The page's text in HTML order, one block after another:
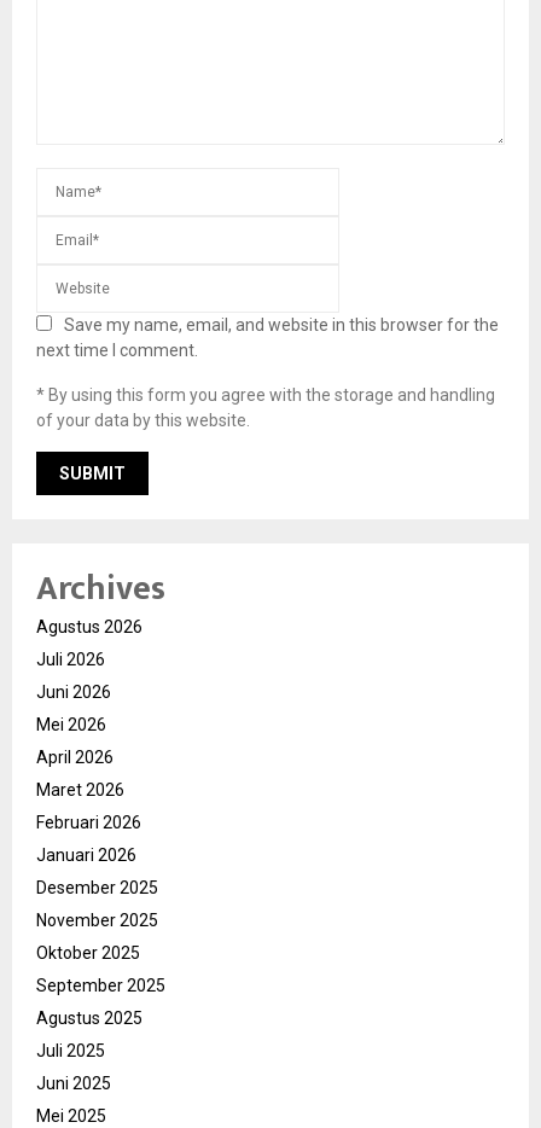
Save my name, email, and website in this browser for the
next time I comment.
* By using this form you agree with the storage and handling
of your data by this website.
Archives
Agustus 2026
Juli 2026
Juni 2026
Mei 2026
April 2026
Maret 2026
Februari 2026
Januari 2026
Desember 2025
November 2025
Oktober 2025
September 2025
Agustus 2025
Juli 2025
Juni 2025
Mei 2025